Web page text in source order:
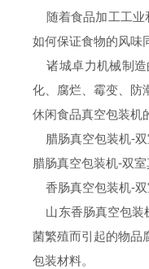
随着食品加工工业
如何保证食物的风味
诸城卓力机械制造
化、腐烂、霉变、防
休闲食品真空包装机
腊肠真空包装机-双
腊肠真空包装机-双
香肠真空包装机-双
山东香肠真空包装
菌繁殖而引起的物品
包装材料。